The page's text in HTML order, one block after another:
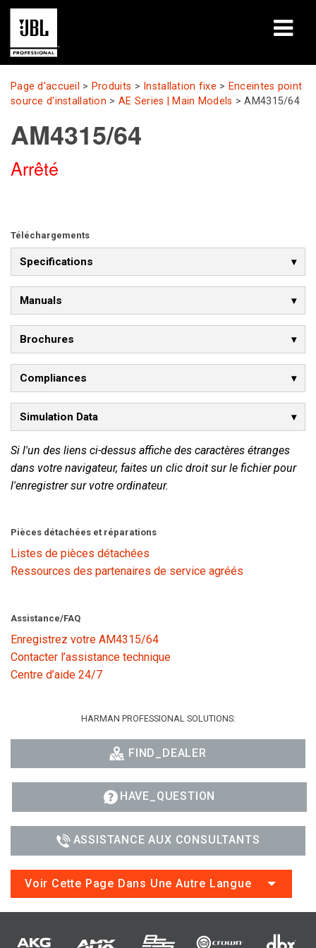
Produits
Sessions de formation en ligne
Où acheter et se connecter
Support
Langue/Région
Page d’accueil > Produits > Installation fixe > Enceintes point
source d'installation > AE Series | Main Models >AM4315/64
AM4315/64
Arrêté
Téléchargements
Specifications
Manuals
Brochures
Compliances
Simulation Data
Si l'un des liens ci-dessus affiche des caractères étranges
dans votre navigateur, faites un clic droit sur le fichier pour
l'enregistrer sur votre ordinateur.
Pièces détachées et réparations
Listes de pièces détachées
Ressources des partenaires de service agréés
Assistance/FAQ
Enregistrez votre AM4315/64
Contacter l’assistance technique
Centre d’aide 24/7
HARMAN PROFESSIONAL SOLUTIONS:
FIND_DEALER
HAVE_QUESTION
ASSISTANCE AUX CONSULTANTS
Voir Cette Page Dans Une Autre Langue